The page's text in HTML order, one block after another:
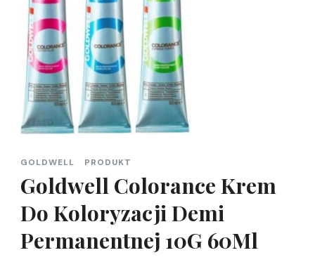
GOLDWELL PRODUKT
Goldwell Colorance Krem
Do Koloryzacji Demi
Permanentnej 10G 60Ml